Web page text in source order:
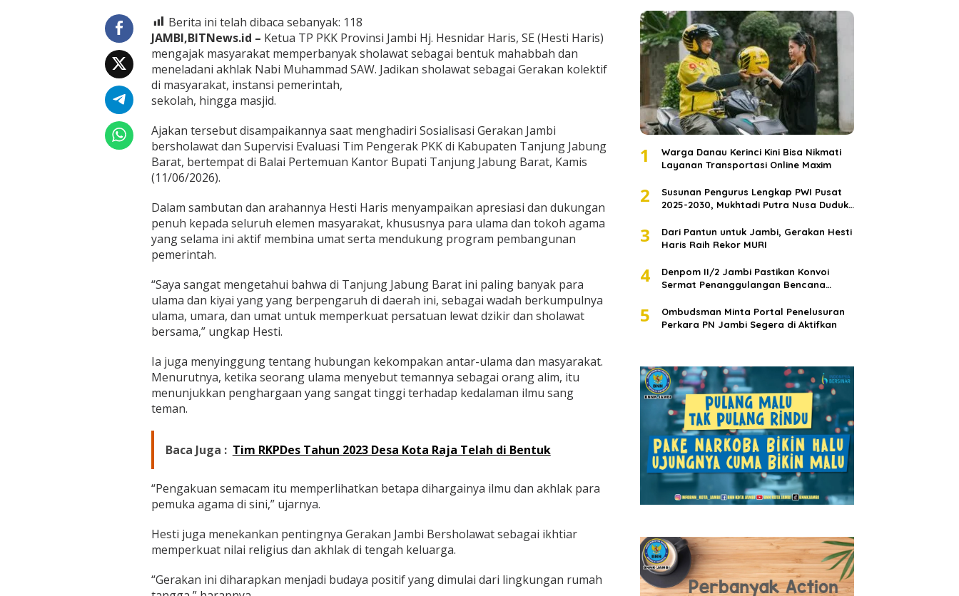
y
a
S
h
o
l
a
w
t
d
i
P
r
v
i
n
s
a
m
b
i
Berita ini telah dibaca sebanyak: 118
JAMBI,BITNews.id – Ketua TP PKK Provinsi Jambi Hj. Hesnidar Haris, SE (Hesti Haris)
mengajak masyarakat memperbanyak sholawat sebagai bentuk mahabbah dan
meneladani akhlak Nabi Muhammad SAW. Jadikan sholawat sebagai Gerakan kolektif
di masyarakat, instansi pemerintah,
sekolah, hingga masjid.
Ajakan tersebut disampaikannya saat menghadiri Sosialisasi Gerakan Jambi
bersholawat dan Supervisi Evaluasi Tim Pengerak PKK di Kabupaten Tanjung Jabung
Barat, bertempat di Balai Pertemuan Kantor Bupati Tanjung Jabung Barat, Kamis
(11/06/2026).
Dalam sambutan dan arahannya Hesti Haris menyampaikan apresiasi dan dukungan
penuh kepada seluruh elemen masyarakat, khususnya para ulama dan tokoh agama
yang selama ini aktif membina umat serta mendukung program pembangunan
pemerintah.
“Saya sangat mengetahui bahwa di Tanjung Jabung Barat ini paling banyak para
ulama dan kiyai yang yang berpengaruh di daerah ini, sebagai wadah berkumpulnya
ulama, umara, dan umat untuk memperkuat persatuan lewat dzikir dan sholawat
bersama,” ungkap Hesti.
Ia juga menyinggung tentang hubungan kekompakan antar-ulama dan masyarakat.
Menurutnya, ketika seorang ulama menyebut temannya sebagai orang alim, itu
menunjukkan penghargaan yang sangat tinggi terhadap kedalaman ilmu sang
teman.
Baca Juga : Tim RKPDes Tahun 2023 Desa Kota Raja Telah di Bentuk
“Pengakuan semacam itu memperlihatkan betapa dihargainya ilmu dan akhlak para
pemuka agama di sini,” ujarnya.
Hesti juga menekankan pentingnya Gerakan Jambi Bersholawat sebagai ikhtiar
memperkuat nilai religius dan akhlak di tengah keluarga.
“Gerakan ini diharapkan menjadi budaya positif yang dimulai dari lingkungan rumah
1
Warga Danau Kerinci Kini Bisa Nikmati
Layanan Transportasi Online Maxim
2
Susunan Pengurus Lengkap PWI Pusat
2025-2030, Mukhtadi Putra Nusa Duduki
3
Dari Pantun untuk Jambi, Gerakan Hesti
Haris Raih Rekor MURI
4
Denpom II/2 Jambi Pastikan Konvoi
Sermat Penanggulangan Bencana
5
Ombudsman Minta Portal Penelusuran
Perkara PN Jambi Segera di Aktifkan